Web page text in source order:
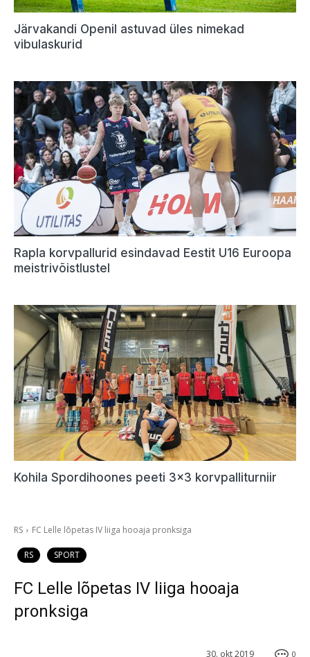
Järvakandi Openil astuvad üles nimekad
vibulaskurid
Rapla korvpallurid esindavad Eestit U16 Euroopa
meistrivõistlustel
Kohila Spordihoones peeti 3×3 korvpalliturniir